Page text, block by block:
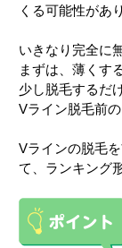
くる可能性があ
いきなり完全に
まずは、薄くす
少し脱毛するだ
Vライン脱毛前
Vラインの脱毛
て、ランキング